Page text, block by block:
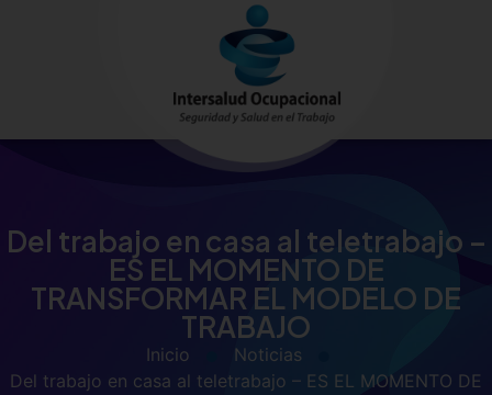
Del trabajo en casa al teletrabajo –
ES EL MOMENTO DE
TRANSFORMAR EL MODELO DE
TRABAJO
Inicio
Noticias
Del trabajo en casa al teletrabajo – ES EL MOMENTO DE